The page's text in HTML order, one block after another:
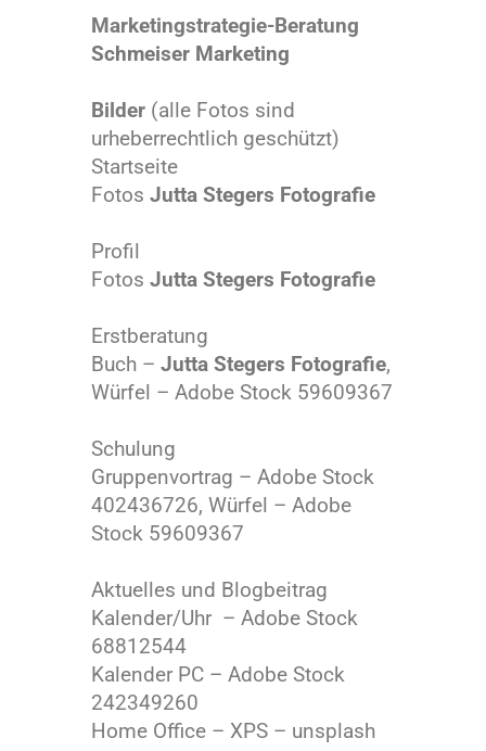
Marketingstrategie-Beratung
Schmeiser Marketing
Bilder (alle Fotos sind
urheberrechtlich geschützt)
Startseite
Fotos Jutta Stegers Fotografie
Profil
Fotos Jutta Stegers Fotografie
Erstberatung
Buch – Jutta Stegers Fotografie,
Würfel – Adobe Stock 59609367
Schulung
Gruppenvortrag – Adobe Stock
402436726, Würfel – Adobe
Stock 59609367
Aktuelles und Blogbeitrag
Kalender/Uhr – Adobe Stock
68812544
Kalender PC – Adobe Stock
242349260
Home Office – XPS – unsplash